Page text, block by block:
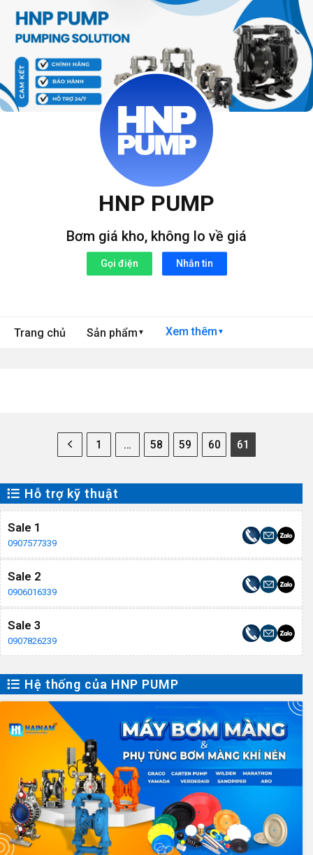
qua
dung
HNP PUMP
Bơm giá kho, không lo về giá
Gọi điện Nhắn tin
Trang chủ Sản phẩm ▼ Xem thêm ▼
1 … 58 59 60 61
Hỗ trợ kỹ thuật
Sale 1
0907577339
Sale 2
0906016339
Sale 3
0907826239
Hệ thống của HNP PUMP